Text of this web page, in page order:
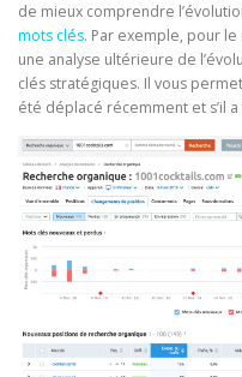
de mieux comprendre
mots clés. Par exemple, pour
une analyse ultérieure de
clés stratégiques. Il vous
été déplacé récemment et s’il a